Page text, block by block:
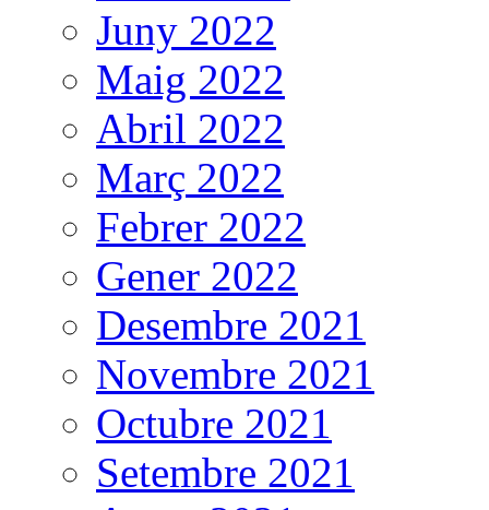
Juny 2022
Maig 2022
Abril 2022
Març 2022
Febrer 2022
Gener 2022
Desembre 2021
Novembre 2021
Octubre 2021
Setembre 2021